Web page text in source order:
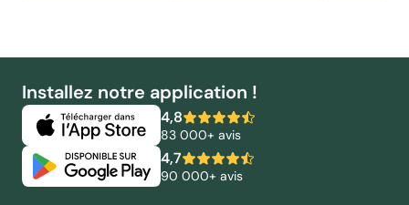
Installez notre application !
4,8
83 000+ avis
4,7
90 000+ avis